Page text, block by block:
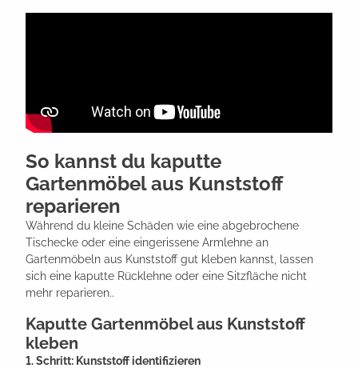
So kannst du kaputte
Gartenmöbel aus Kunststoff
reparieren
Während du kleine Schäden wie eine abgebrochene
Tischecke oder eine eingerissene Armlehne an
Gartenmöbeln aus Kunststoff gut kleben kannst, lassen
sich eine kaputte Rücklehne oder eine Sitzfläche nicht
mehr reparieren..
Kaputte Gartenmöbel aus Kunststoff
kleben
1. Schritt: Kunststoff identifizieren